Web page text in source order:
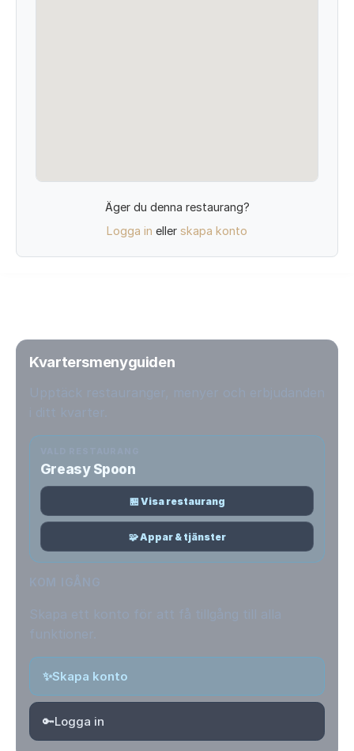
Äger du denna restaurang?
Logga in eller skapa konto
Kvartersmenyguiden
Greasy Spoon
🏪 Visa restaurang
🧩 Appar & tjänster
✨Skapa konto
🔑Logga in